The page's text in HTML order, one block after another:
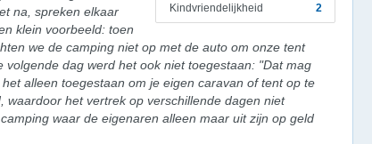
Kindvriendelijkheid
2
na, spreken elkaar
klein voorbeeld: toen
we de camping niet op met de auto om onze tent
dag werd het ook niet toegestaan: "Dat mag
alleen toegestaan om je eigen caravan of tent op te
het vertrek op verschillende dagen niet
waar de eigenaren alleen maar uit zijn op geld